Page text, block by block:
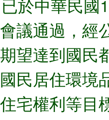
於中華民
議通過，經
望達到國民
民居住環境
宅權利等目